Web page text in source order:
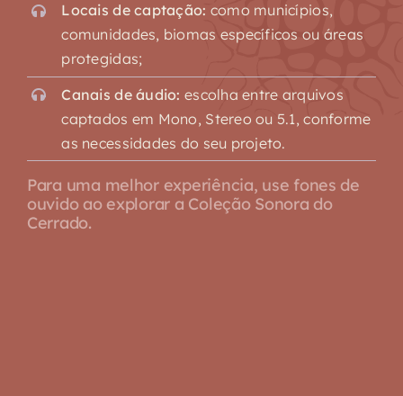
Locais de captação: como municípios,
comunidades, biomas específicos ou áreas
protegidas;
Canais de áudio: escolha entre arquivos
captados em Mono, Stereo ou 5.1, conforme
as necessidades do seu projeto.
Para uma melhor experiência, use fones de
ouvido ao explorar a Coleção Sonora do
Cerrado.